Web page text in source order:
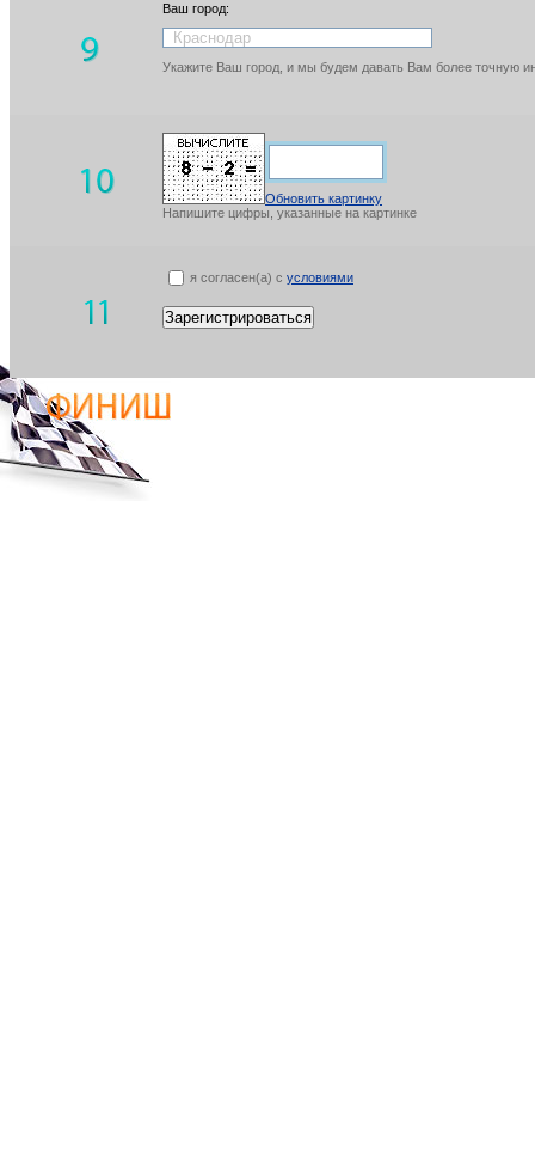
Ваш город:
Укажите Ваш город, и мы будем давать Вам более точную
Обновить картинку
Напишите цифры, указанные на картинке
я согласен(а) с условиями
Зарегистрироваться